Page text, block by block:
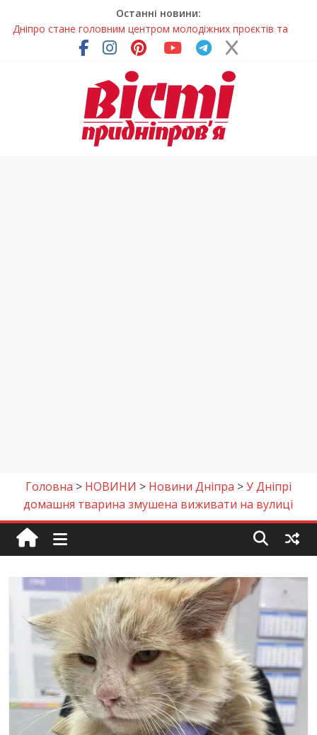
Останні новини:
Дніпро стане головним центром молодіжних проєктів та
ініціатив України
Засинання після півночі може негативно впливати на
У Тернівці працюють над посиленням водної безпеки
На Дніпропетровщині різко зросла кількість пожеж в
Головна > НОВИНИ > Новини Дніпра >У Дніпрі
домашня тварина змушена виживати на вулиці